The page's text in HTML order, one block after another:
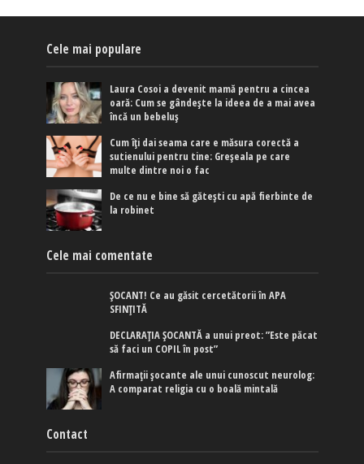
Cele mai populare
Laura Cosoi a devenit mamă pentru a cincea
oară: Cum se gândește la ideea de a mai avea
încă un bebeluș
Cum îți dai seama care e măsura corectă a
sutienului pentru tine: Greșeala pe care
multe dintre noi o fac
De ce nu e bine să gătești cu apă fierbinte de
la robinet
Cele mai comentate
ȘOCANT! Ce au găsit cercetătorii în APA
SFINȚITĂ
DECLARAȚIA ȘOCANTĂ a unui preot: ”Este păcat
să faci un COPIL în post”
Afirmaţii şocante ale unui cunoscut neurolog:
A comparat religia cu o boală mintală
Contact